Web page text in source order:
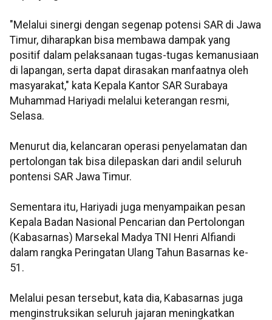
"Melalui sinergi dengan segenap potensi SAR di Jawa
Timur, diharapkan bisa membawa dampak yang
positif dalam pelaksanaan tugas-tugas kemanusiaan
di lapangan, serta dapat dirasakan manfaatnya oleh
masyarakat," kata Kepala Kantor SAR Surabaya
Muhammad Hariyadi melalui keterangan resmi,
Selasa.
Menurut dia, kelancaran operasi penyelamatan dan
pertolongan tak bisa dilepaskan dari andil seluruh
pontensi SAR Jawa Timur.
Sementara itu, Hariyadi juga menyampaikan pesan
Kepala Badan Nasional Pencarian dan Pertolongan
(Kabasarnas) Marsekal Madya TNI Henri Alfiandi
dalam rangka Peringatan Ulang Tahun Basarnas ke-
51.
Melalui pesan tersebut, kata dia, Kabasarnas juga
menginstruksikan seluruh jajaran meningkatkan